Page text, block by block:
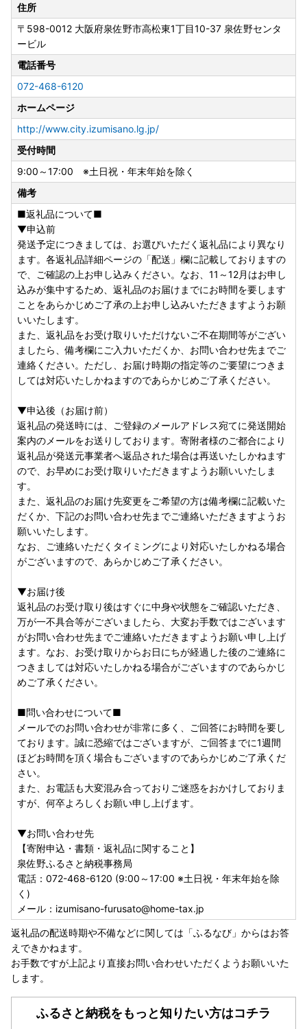
要しますことをあらかじめご了承の上お申し込みいただきま
すようお願いいたします。
また、返礼品をお受け取りいただけないご不在期間等がござ
いましたら、備考欄にご入力いただくか、お問い合わせ先ま
でご連絡ください。ただし、お届け時期の指定等のご要望に
つきましては対応いたしかねますのであらかじめご了承くだ
さい。
▼申込後（お届け前）
返礼品の発送時には、ご登録のメールアドレス宛てに発送開
始案内のメールをお送りしております。
寄附者様のご都合により返礼品が発送元事業者へ返品された
場合は再送いたしかねますので、お早めにお受け取りいただ
きますようお願いいたします。
また、返礼品のお届け先変更をご希望の方は、下記のお問い
合わせ先までご連絡いただきますようお願いいたします。
なお、返礼品の発送準備中のためご連絡いただくタイミング
により対応いたしかねる場合がございますので、あらかじめ
ご了承ください。
▼お届け後
返礼品のお受け取り後はすぐに中身や状態をご確認いただ
き、万が一不具合等がございましたら、大変お手数ではござ
いますがお問い合わせ先まで画像を添付の上ご連絡いただき
ますようお願い申し上げます。
なお、お受け取りからお日にちが経過した後のご連絡につき
ましては対応いたしかねる場合がございますのであらかじめ
ご了承ください。
■ワンストップ特例申請についてのご案内■
泉佐野市では、寄附者様のワンストップ特例申請のお手続き
の負担を軽減するために、公的個人認証アプリ「IAM」を利
用したスマートフォンで申請が完結する方法がご利用いただ
けます。申請書の作成や返送が不要のため手間のかかるお手
続きを大幅に減らすことができますので、マイナンバーカー
ドをお持ちの方は是非ともご活用いただけますと幸いです。
詳細につきましては、ご寄附いただいた後にお送りするワン
ストップ特例申請書類をご確認ください。
なお、従来通りの「書類郵送による申請」も引き続きご利用
いただけます。
ドレス宛てに受付完了通知のメールをお送りしております。
なお、メールアドレスのご登録がない方へは、書面にてお送
りいたします。
▼大阪府泉佐野市「ふるまど」
新規アカウント登録の上ログインし寄附情報を追加していた
だきますと、公的個人認証サービス【IAM （アイアム）】を
利用したオンラインでのワンストップ特例申請及び変更申請
以下のURLよりご確認ください。
https://iam-jpki.jp/lp/iam-furumado/（（※外部サイトへ
遷移します）
▼申請書送付先
泉佐野市ふるさと納税ワンストップ申請係
〒885-0078 宮崎県都城市宮丸町3070-1
※泉佐野市ではワンストップ特例申請関連業務を外部委託し
※注意事項※
・ワンストップ特例申請の期限（必着）はご寄附翌年の1月1
0日です。
・複数回ご寄附をいただいている場合は、ご寄附ごとに申請
のお手続きが必要です。
・当市専用の申請書以外の受付完了までにはお時間をいただ
きますので、当市よりお送りしております申請書類をご利用
ください。
■問い合わせについて■
メールでのお問い合わせが非常に多く、ご回答にお時間を要
週間ほどお時間を頂く場合もございますのであらかじめご了
承ください。
住所
〒598-0012 大阪府泉佐野市高松東1丁目10-37 泉佐野センタ
ービル
電話番号
072-468-6120
ホームページ
http://www.city.izumisano.lg.jp/
受付時間
9:00～17:00 ※土日祝・年末年始を除く
備考
■返礼品について■
▼申込前
発送予定につきましては、お選びいただく返礼品により異なり
ます。各返礼品詳細ページの「配送」欄に記載しておりますの
で、ご確認の上お申し込みください。なお、11～12月はお申し
込みが集中するため、返礼品のお届けまでにお時間を要します
ことをあらかじめご了承の上お申し込みいただきますようお願
いいたします。
また、返礼品をお受け取りいただけないご不在期間等がござい
ましたら、備考欄にご入力いただくか、お問い合わせ先までご
連絡ください。ただし、お届け時期の指定等のご要望につきま
しては対応いたしかねますのであらかじめご了承ください。
▼申込後（お届け前）
返礼品の発送時には、ご登録のメールアドレス宛てに発送開始
案内のメールをお送りしております。寄附者様のご都合により
返礼品が発送元事業者へ返品された場合は再送いたしかねます
ので、お早めにお受け取りいただきますようお願いいたしま
す。
また、返礼品のお届け先変更をご希望の方は備考欄に記載いた
だくか、下記のお問い合わせ先までご連絡いただきますようお
願いいたします。
なお、ご連絡いただくタイミングにより対応いたしかねる場合
がございますので、あらかじめご了承ください。
▼お届け後
返礼品のお受け取り後はすぐに中身や状態をご確認いただき、
万が一不具合等がございましたら、大変お手数ではございます
がお問い合わせ先までご連絡いただきますようお願い申し上げ
ます。なお、お受け取りからお日にちが経過した後のご連絡に
つきましては対応いたしかねる場合がございますのであらかじ
めご了承ください。
■問い合わせについて■
メールでのお問い合わせが非常に多く、ご回答にお時間を要し
ております。誠に恐縮ではございますが、ご回答までに1週間
ほどお時間を頂く場合もございますのであらかじめご了承くだ
さい。
また、お電話も大変混み合っておりご迷惑をおかけしておりま
すが、何卒よろしくお願い申し上げます。
▼お問い合わせ先
【寄附申込・書類・返礼品に関すること】
泉佐野ふるさと納税事務局
電話：072-468-6120 (9:00～17:00 ※土日祝・年末年始を除
く)
メール：izumisano-furusato@home-tax.jp
返礼品の配送時期や不備などに関しては「ふるなび」からはお答
えできかねます。
お手数ですが上記より直接お問い合わせいただくようお願いいた
します。
ふるさと納税をもっと知りたい方はコチラ